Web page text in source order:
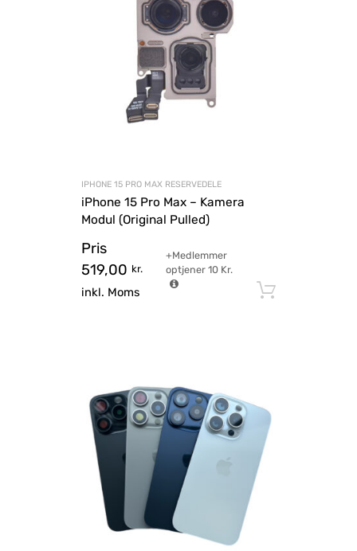
IPHONE 15 PRO MAX RESERVEDELE
iPhone 15 Pro Max – Kamera
Modul (Original Pulled)
Pris
519,00 kr.
inkl. Moms
+Medlemmer
optjener10 Kr.